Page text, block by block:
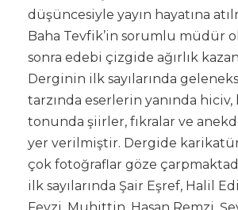
düşüncesiyle yayın hayatına
Baha Tevfik’in sorumlu müdür
sonra edebi çizgide ağırlık
Derginin ilk sayılarında
tarzında eserlerin yanında hiciv,
tonunda şiirler, fıkralar ve
yer verilmiştir. Dergide
çok fotoğraflar göze
ilk sayılarında Şair Eşref, Halil
Feyzi, Muhittin, Hasan Remzi,